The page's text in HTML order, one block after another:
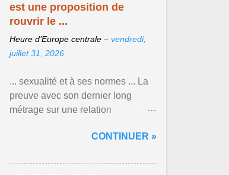
est une proposition de
rouvrir le ...
Heure d’Europe centrale – vendredi,
juillet 31, 2026
... sexualité et à ses normes ... La
preuve avec son dernier long
métrage sur une relation
rapport de nos sociétés à la ...
CONTINUER »